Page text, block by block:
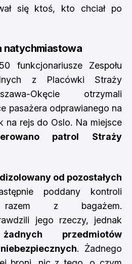
się ktoś, kto chciał po
natychmiastowa
funkcjonariusze Zespołu
z Placówki Straży
Okęcie otrzymali
pasażera odprawianego na
na rejs do Oslo. Na miejsce
patrol Straży
od pozostałych
poddany kontroli
razem z bagażem.
jego rzeczy, jednak
przedmiotów
. Żadnego